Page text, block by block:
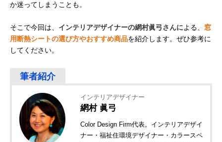
か迷ってしまうことも。
そこで今回は、 インテリアデザイナーの網村眞弓さんによる、 窓
用断熱シートの選び方やおすすめ商品を紹介します。ぜひ参考に
してください。
インテリアデザイナー
網村 眞弓
Color Design Firm代表。インテリアデザイ
ナー・福祉住環境デザイナー・カラースペ